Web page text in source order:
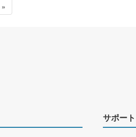
サポート